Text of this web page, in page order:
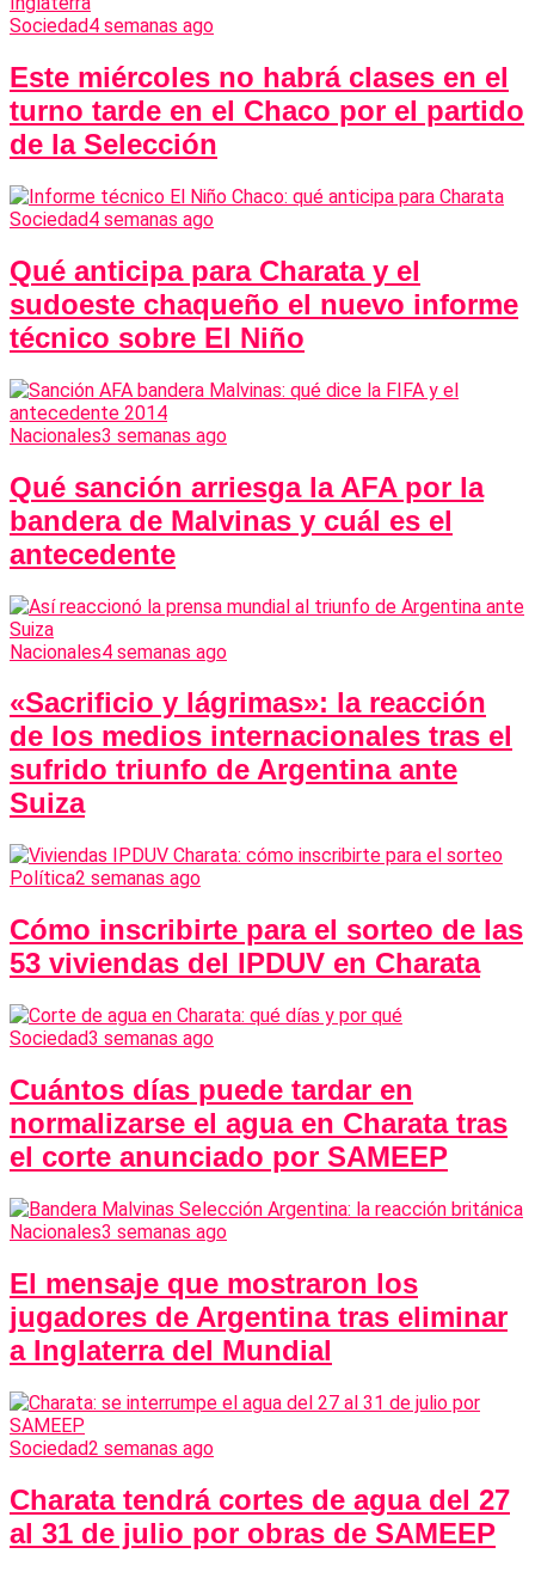
Sociedad4 semanas ago
Este miércoles no habrá clases en el
turno tarde en el Chaco por el partido
de la Selección
Sociedad4 semanas ago
Qué anticipa para Charata y el
sudoeste chaqueño el nuevo informe
técnico sobre El Niño
Nacionales3 semanas ago
Qué sanción arriesga la AFA por la
bandera de Malvinas y cuál es el
antecedente
Nacionales4 semanas ago
«Sacrificio y lágrimas»: la reacción
de los medios internacionales tras el
sufrido triunfo de Argentina ante
Suiza
Política2 semanas ago
Cómo inscribirte para el sorteo de las
53 viviendas del IPDUV en Charata
Sociedad3 semanas ago
Cuántos días puede tardar en
normalizarse el agua en Charata tras
el corte anunciado por SAMEEP
Nacionales3 semanas ago
El mensaje que mostraron los
jugadores de Argentina tras eliminar
a Inglaterra del Mundial
Sociedad2 semanas ago
Charata tendrá cortes de agua del 27
al 31 de julio por obras de SAMEEP